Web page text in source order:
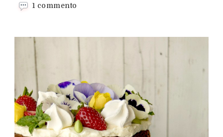
1 commento
al
e
fragole